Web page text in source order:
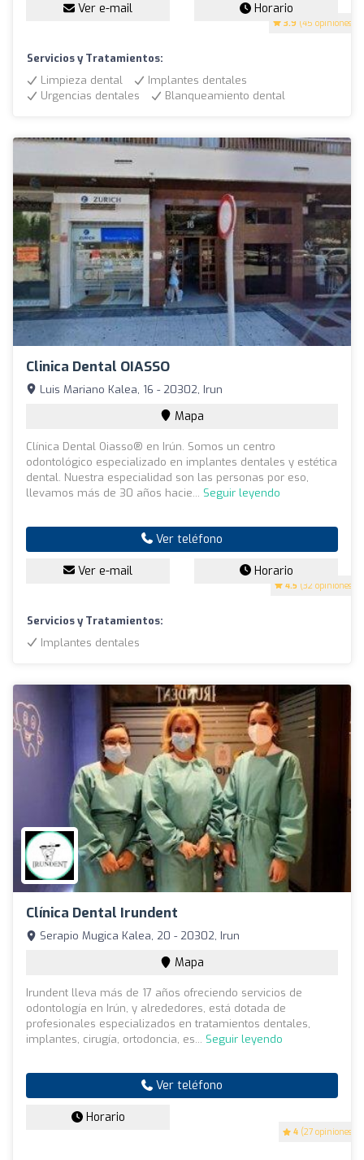
3.9 (45 opiniones)
Ver e-mail Horario
Servicios y Tratamientos:
Limpieza dental
Implantes dentales
Urgencias dentales
Blanqueamiento dental
Clinica Dental OIASSO
4.5 (32 opiniones)
Luis Mariano Kalea, 16 - 20302, Irun
Mapa
Clínica Dental Oiasso® en Irún. Somos un centro
odontológico especializado en implantes dentales y estética
dental. Nuestra especialidad son las personas por eso,
llevamos más de 30 años hacie... Seguir leyendo
Ver teléfono
Ver e-mail Horario
Servicios y Tratamientos:
Implantes dentales
Clínica Dental Irundent
4 (27 opiniones)
Serapio Mugica Kalea, 20 - 20302, Irun
Mapa
Irundent lleva más de 17 años ofreciendo servicios de
odontología en Irún, y alrededores, está dotada de
profesionales especializados en tratamientos dentales,
implantes, cirugía, ortodoncia, es... Seguir leyendo
Ver teléfono
Horario